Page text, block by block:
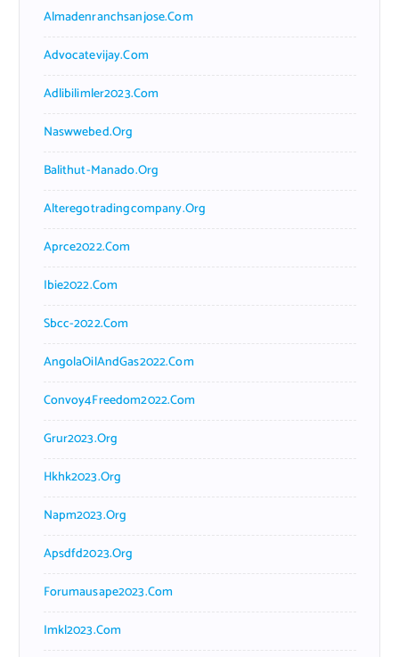
Almadenranchsanjose.com
Advocatevijay.com
Adlibilimler2023.com
Naswwebed.org
Balithut-Manado.org
Alteregotradingcompany.org
Aprce2022.com
Ibie2022.com
Sbcc-2022.com
AngolaOilAndGas2022.com
Convoy4Freedom2022.com
Grur2023.org
Hkhk2023.org
Napm2023.org
Apsdfd2023.org
Forumausape2023.com
Imkl2023.com